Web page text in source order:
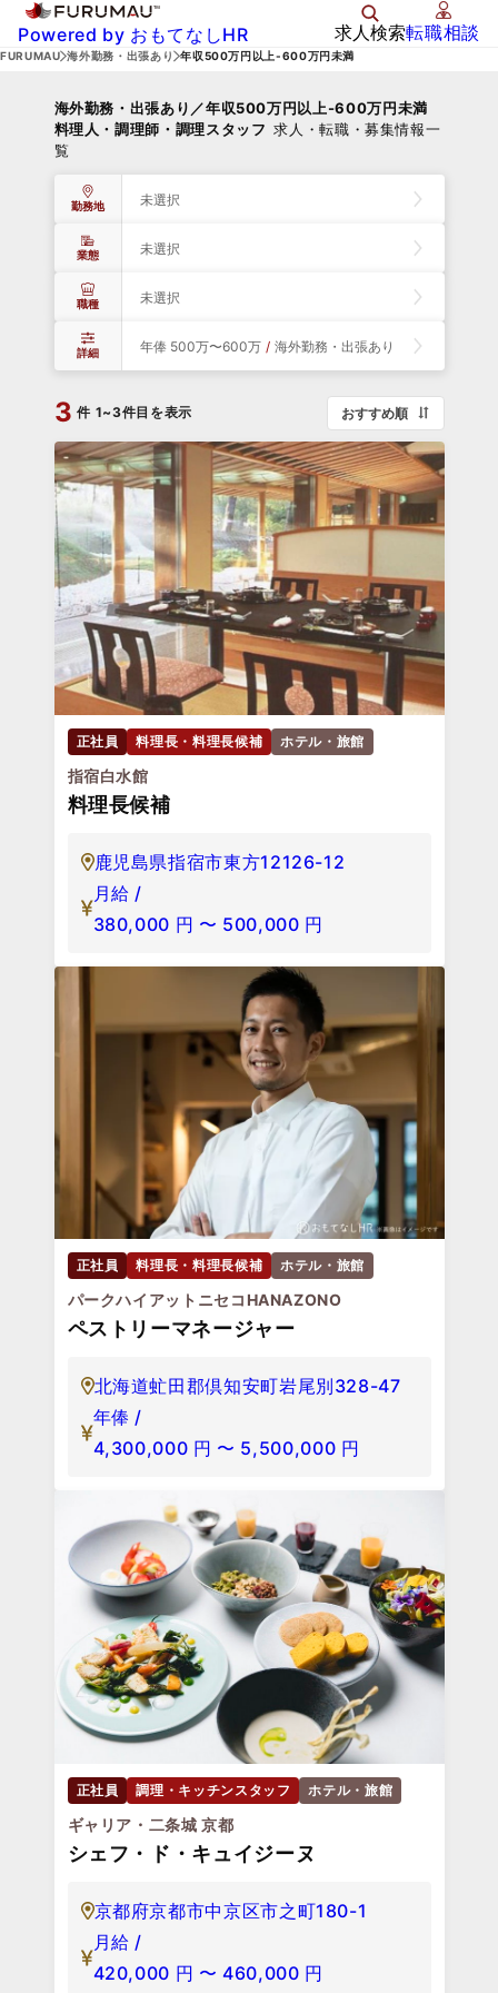
Powered by おもてなしHR 求人検索転職相談
FURUMAU 海外勤務・出張あり 年収500万円以上-600万円未満
海外勤務・出張あり／年収500万円以上-600万円未満
料理人・調理師・調理スタッフ 求人・転職・募集情報一
覧
勤務地 未選択
業態 未選択
職種 未選択
詳細 年俸 500万〜600万 / 海外勤務・出張あり
3 件 1~3件目を表示 おすすめ順
正社員 料理長・料理長候補 ホテル・旅館
指宿白水館
料理長候補
鹿児島県指宿市東方12126-12
月給 /
380,000 円 〜 500,000 円
正社員 料理長・料理長候補 ホテル・旅館
パークハイアットニセコHANAZONO
ペストリーマネージャー
北海道虻田郡倶知安町岩尾別328-47
年俸 /
4,300,000 円 〜 5,500,000 円
正社員 調理・キッチンスタッフ ホテル・旅館
ギャリア・二条城 京都
シェフ・ド・キュイジーヌ
京都府京都市中京区市之町180-1
月給 /
420,000 円 〜 460,000 円